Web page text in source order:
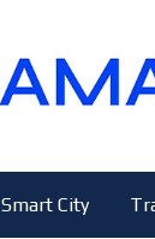
Smart City